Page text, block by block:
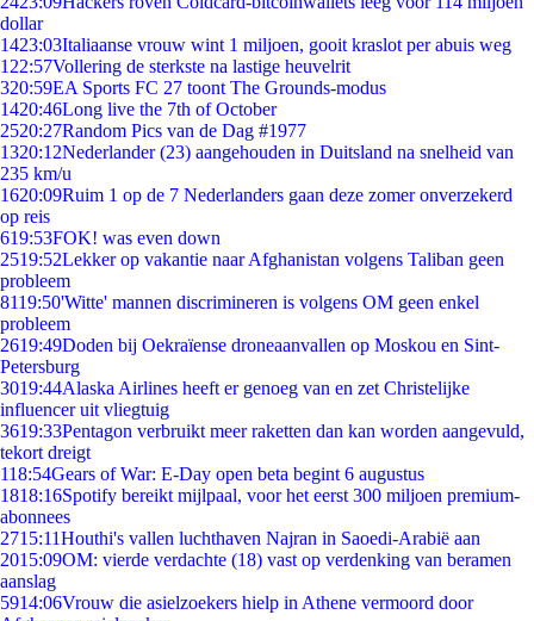
dollar
1423:03Italiaanse vrouw wint 1 miljoen, gooit kraslot per abuis weg
1 22:57Vollering de sterkste na lastige heuvelrit
320:59EA Sports FC 27 toont The Grounds-modus
1420:46Long live the 7th of October
2520:27Random Pics van de Dag #1977
1320:12Nederlander (23) aangehouden in Duitsland na snelheid van
235 km/u
1620:09Ruim 1 op de 7 Nederlanders gaan deze zomer onverzekerd
op reis
619:53FOK! was even down
2519:52Lekker op vakantie naar Afghanistan volgens Taliban geen
probleem
8119:50'Witte' mannen discrimineren is volgens OM geen enkel
probleem
2619:49Doden bij Oekraïense droneaanvallen op Moskou en Sint-
Petersburg
3019:44Alaska Airlines heeft er genoeg van en zet Christelijke
influencer uit vliegtuig
3619:33Pentagon verbruikt meer raketten dan kan worden aangevuld,
tekort dreigt
118:54Gears of War: E-Day open beta begint 6 augustus
1818:16Spotify bereikt mijlpaal, voor het eerst 300 miljoen premium-
abonnees
2715:11Houthi's vallen luchthaven Najran in Saoedi-Arabië aan
2015:09OM: vierde verdachte (18) vast op verdenking van beramen
aanslag
5914:06Vrouw die asielzoekers hielp in Athene vermoord door